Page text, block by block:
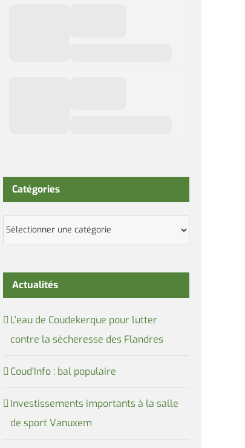
Catégories
Catégories
Actualités
L’eau de Coudekerque pour lutter
contre la sécheresse des Flandres
Coud’Info : bal populaire
Investissements importants à la salle
de sport Vanuxem